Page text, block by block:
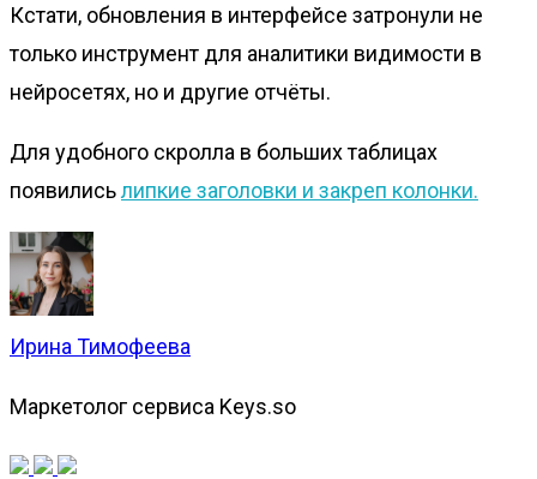
Кстати, обновления в интерфейсе затронули не
только инструмент для аналитики видимости в
нейросетях, но и другие отчёты.
Для удобного скролла в больших таблицах
появилисьлипкие заголовки и закреп колонки.
Ирина Тимофеева
Маркетолог сервиса Keys.so